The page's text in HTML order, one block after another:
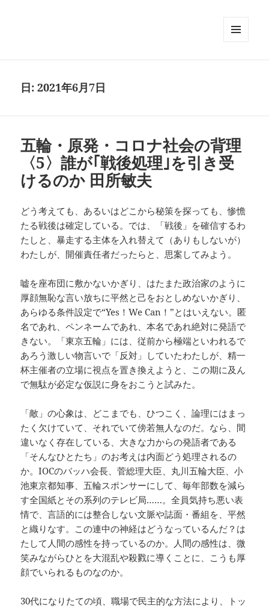
日:2021年6月7日
五輪・原発・コロナ社会の背理
〈5〉誰が｢戦後処理｣を引き受
けるのか 田所敏夫
どう考えても、あるいはどこから秘策を探っても、惨憺
たる戦後は確定している。では、「戦後」を確信するわ
たしと、暴走する主体を入れ替えて（ありもしないが）
わたしが、開催責任者だったらと、思案してみよう。
嘘を座布団に敷かないかぎり、はたまた政治家のように
厚顔無恥な言い放ちに平然と己をおとしめないかぎり、
あらゆる条件設定で“Yes！We Can！”とはいえない。匿
名であれ、ペンネームであれ、本名であれ絶対に発語で
きない。「東京五輪」には、従前から極端といわれるで
あろう激しい物言いで「反対」していたわたしが、精一
杯主催者の立場に視点を置き換えようと、この期に及ん
で無駄が必定な仮説に身をおこうと試みた。
「敵」の心象は、どこまでも、ひつこく、論理にはまっ
たく欠けていて、それでいて傍若無人なのだ。なら、間
違いなく存在している、大きな力からの発語者である
「そんなひとたち」のお考えは内面どう処理されるの
か。IOCのバッハ会長、菅総理大臣、丸川五輪大臣、小
池東京都知事、五輪スポンサーにして、毎年部数を減ら
す全国紙とその系列のテレビ局……。全員気持ち悪い表
情で、言語的には整合しない文脈や誌面・番組を、平然
と織りなす。この連中の神経はどうなっているんだ？は
たして人間の感性を持っているのか。人間の感性は、微
笑みながらひとを大混乱や殺戮に導くことに、こうも厚
顔でいられるものなのか。
30代になりたての頃、職場で民主的な方法により、トッ